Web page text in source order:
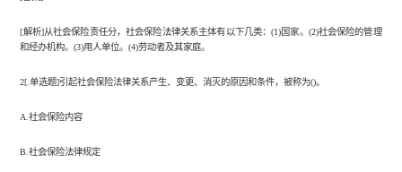
[解析]从社会保险责任分，社会保险法律关系主体有以下几类：(1)国家。(2)社会保险的管理
和经办机构。(3)用人单位。(4)劳动者及其家庭。
2[.单选题]引起社会保险法律关系产生、变更、消灭的原因和条件，被称为()。
A.社会保险内容
B.社会保险法律规定